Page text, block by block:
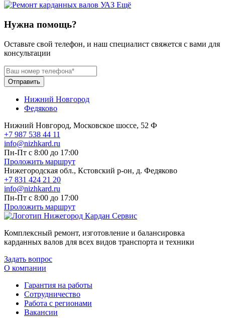
Ещё
Нужна помощь?
Оставьте свой телефон, и наш специалист свяжется с вами для
консультации
Отправить
Нижний Новгород
Федяково
Нижний Новгород, Московское шоссе, 52 Ф
+7 987 538 44 11
info@nizhkard.ru
Пн-Пт с 8:00 до 17:00
Проложить маршрут
Нижегородская обл., Кстовский р-он, д. Федяково
+7 831 424 21 20
info@nizhkard.ru
Пн-Пт с 8:00 до 17:00
Проложить маршрут
Комплексный ремонт, изготовление и балансировка
карданных валов для всех видов транспорта и техники
Задать вопрос
О компании
Гарантия на работы
Сотрудничество
Работа с регионами
Вакансии